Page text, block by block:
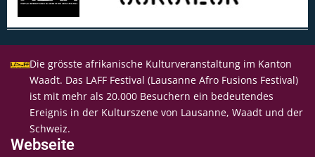
Die grösste afrikanische Kulturveranstaltung im Kanton
Waadt. Das LAFF Festival (Lausanne Afro Fusions Festival)
ist mit mehr als 20.000 Besuchern ein bedeutendes
Ereignis in der Kulturszene von Lausanne, Waadt und der
Schweiz.
Webseite